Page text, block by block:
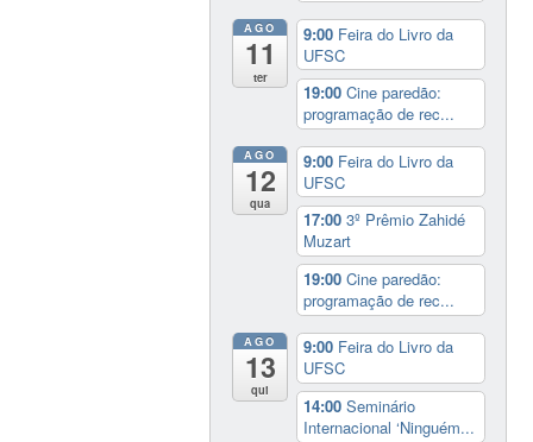
AGO
11
ter
9:00 Feira do Livro da
UFSC
19:00Cine paredão:
programação de rec...
AGO
12
qua
9:00 Feira do Livro da
UFSC
17:003º Prêmio Zahidé
Muzart
19:00Cine paredão:
programação de rec...
AGO
13
qui
9:00 Feira do Livro da
UFSC
14:00Seminário
Internacional ‘Ninguém...